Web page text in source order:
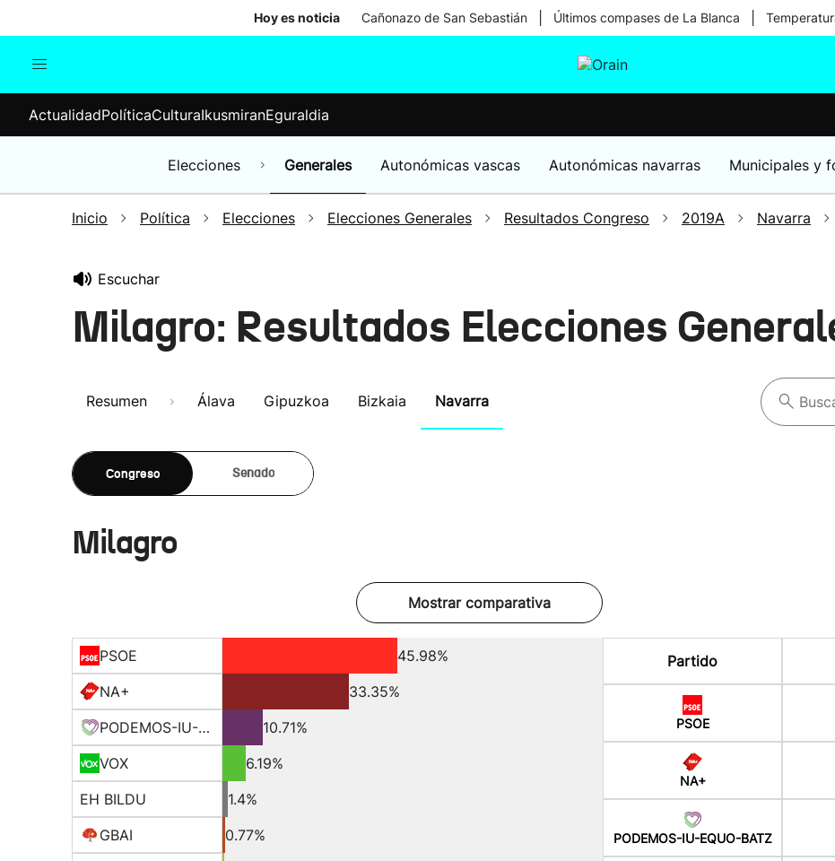
Hoy es noticia Cañonazo de San Sebastián Últimos compases de La Blanca
Elecciones
ActualidadPolíticaCulturaIkusmiranEguraldia
Elecciones Generales Autonómicas vascas Autonómicas navarras Municipales y
Inicio Política Elecciones Elecciones Generales Resultados Congreso 2019A Navarra
Escuchar
Milagro: Resultados Elecciones
Resumen Álava Gipuzkoa Bizkaia Navarra
Congreso Senado
Milagro
Mostrar comparativa
PSOE
45.98%
NA+
33.35%
PODEMOS-IU-EQUO-BATZ
10.71%
VOX
6.19%
EH BILDU
1.4%
GBAI
0.77%
Partido
PSOE
NA+
PODEMOS-IU-EQUO-BATZ